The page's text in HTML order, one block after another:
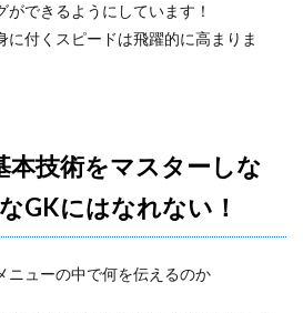
できるようにしています！
に付くスピードは飛躍的に高まりま
本技術をマスターしな
GKにはなれない！
ニューの中で何を伝えるのか